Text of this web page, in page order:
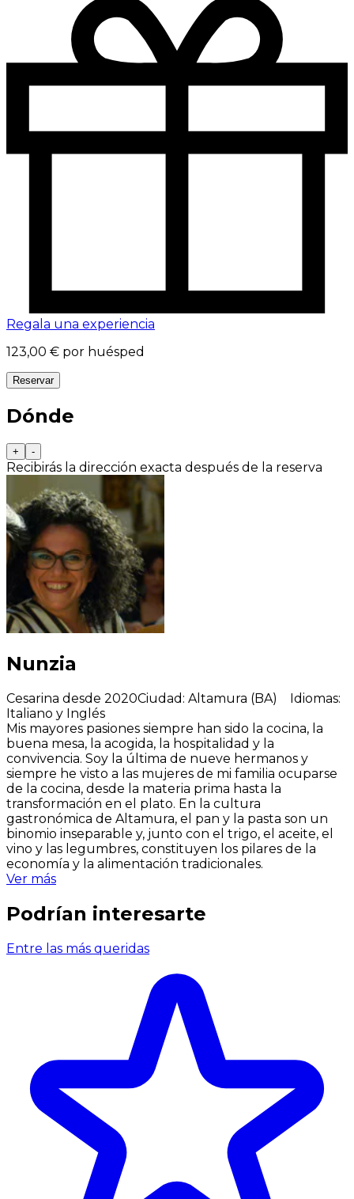
Regala una experiencia
123,00 € por huésped
Reservar
Dónde
+ -
Recibirás la dirección exacta después de la reserva
Nunzia
Cesarina desde 2020Ciudad : Altamura (BA) Idiomas:
Italiano y Inglés
Mis mayores pasiones siempre han sido la cocina, la
buena mesa, la acogida, la hospitalidad y la
convivencia. Soy la última de nueve hermanos y
siempre he visto a las mujeres de mi familia ocuparse
de la cocina, desde la materia prima hasta la
transformación en el plato. En la cultura
gastronómica de Altamura, el pan y la pasta son un
binomio inseparable y, junto con el trigo, el aceite, el
vino y las legumbres, constituyen los pilares de la
economía y la alimentación tradicionales.
Ver más
Podrían interesarte
Entre las más queridas